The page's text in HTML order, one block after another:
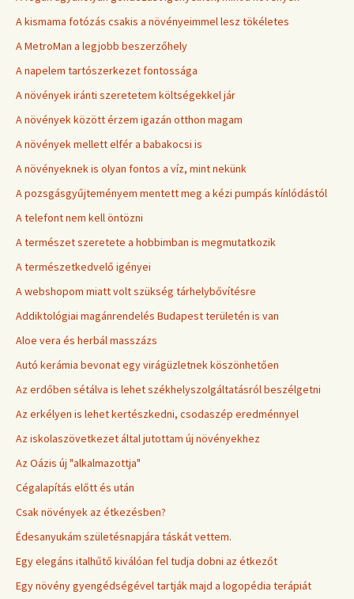
A kismama fotózás csakis a növényeimmel lesz tökéletes
A MetroMan a legjobb beszerzőhely
A napelem tartószerkezet fontossága
A növények iránti szeretetem költségekkel jár
A növények között érzem igazán otthon magam
A növények mellett elfér a babakocsi is
A növényeknek is olyan fontos a víz, mint nekünk
A pozsgásgyűjteményem mentett meg a kézi pumpás kínlódástól
A telefont nem kell öntözni
A természet szeretete a hobbimban is megmutatkozik
A természetkedvelő igényei
A webshopom miatt volt szükség tárhelybővítésre
Addiktológiai magánrendelés Budapest területén is van
Aloe vera és herbál masszázs
Autó kerámia bevonat egy virágüzletnek köszönhetően
Az erdőben sétálva is lehet székhelyszolgáltatásról beszélgetni
Az erkélyen is lehet kertészkedni, csodaszép eredménnyel
Az iskolaszövetkezet által jutottam új növényekhez
Az Oázis új "alkalmazottja"
Cégalapítás előtt és után
Csak növények az étkezésben?
Édesanyukám születésnapjára táskát vettem.
Egy elegáns italhűtő kiválóan fel tudja dobni az étkezőt
Egy növény gyengédségével tartják majd a logopédia terápiát